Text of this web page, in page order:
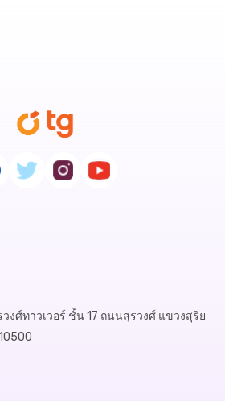
งศ์ทาวเวอร์ ชั้น 17 ถนนสุรวงศ์ แขวงสุริย